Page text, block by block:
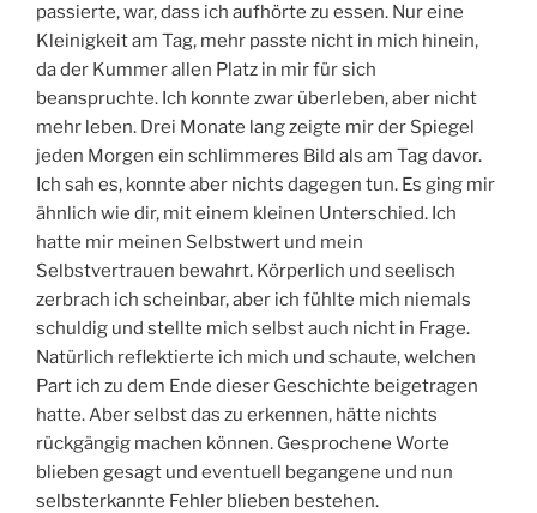
passierte, war, dass ich aufhörte zu essen. Nur eine
Kleinigkeit am Tag, mehr passte nicht in mich hinein,
da der Kummer allen Platz in mir für sich
beanspruchte. Ich konnte zwar überleben, aber nicht
mehr leben. Drei Monate lang zeigte mir der Spiegel
jeden Morgen ein schlimmeres Bild als am Tag davor.
Ich sah es, konnte aber nichts dagegen tun. Es ging mir
ähnlich wie dir, mit einem kleinen Unterschied. Ich
hatte mir meinen Selbstwert und mein
Selbstvertrauen bewahrt. Körperlich und seelisch
zerbrach ich scheinbar, aber ich fühlte mich niemals
schuldig und stellte mich selbst auch nicht in Frage.
Natürlich reflektierte ich mich und schaute, welchen
Part ich zu dem Ende dieser Geschichte beigetragen
hatte. Aber selbst das zu erkennen, hätte nichts
rückgängig machen können. Gesprochene Worte
blieben gesagt und eventuell begangene und nun
selbsterkannte Fehler blieben bestehen.